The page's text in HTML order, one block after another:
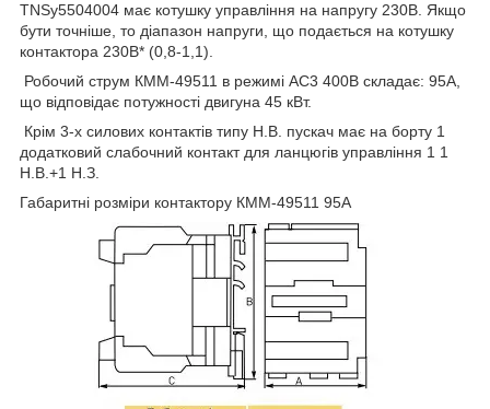
TNSy5504004 має котушку управління на напругу 230В. Якщо
бути точніше, то діапазон напруги, що подається на котушку
контактора 230В* (0,8-1,1).
Робочий струм КММ-49511 в режимі АС3 400В складає: 95А,
що відповідає потужності двигуна 45 кВт.
Крім 3-х силових контактів типу Н.В. пускач має на борту 1
додатковий слабочний контакт для ланцюгів управління 1 1
Н.В.+1 Н.З.
Габаритні розміри контактору КММ-49511 95А